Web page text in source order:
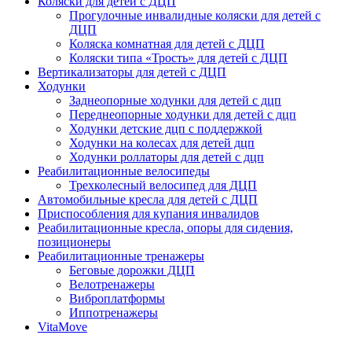
Прогулочные инвалидные коляски для детей с
ДЦП
Коляска комнатная для детей с ДЦП
Коляски типа «Трость» для детей с ДЦП
Вертикализаторы для детей с ДЦП
Ходунки
Заднеопорные ходунки для детей с дцп
Переднеопорные ходунки для детей с дцп
Ходунки детские дцп с поддержкой
Ходунки на колесах для детей дцп
Ходунки роллаторы для детей с дцп
Реабилитационные велосипеды
Трехколесный велосипед для ДЦП
Автомобильные кресла для детей с ДЦП
Приспособления для купания инвалидов
Реабилитационные кресла, опоры для сидения,
позиционеры
Реабилитационные тренажеры
Беговые дорожки ДЦП
Велотренажеры
Виброплатформы
Иппотренажеры
VitaMove